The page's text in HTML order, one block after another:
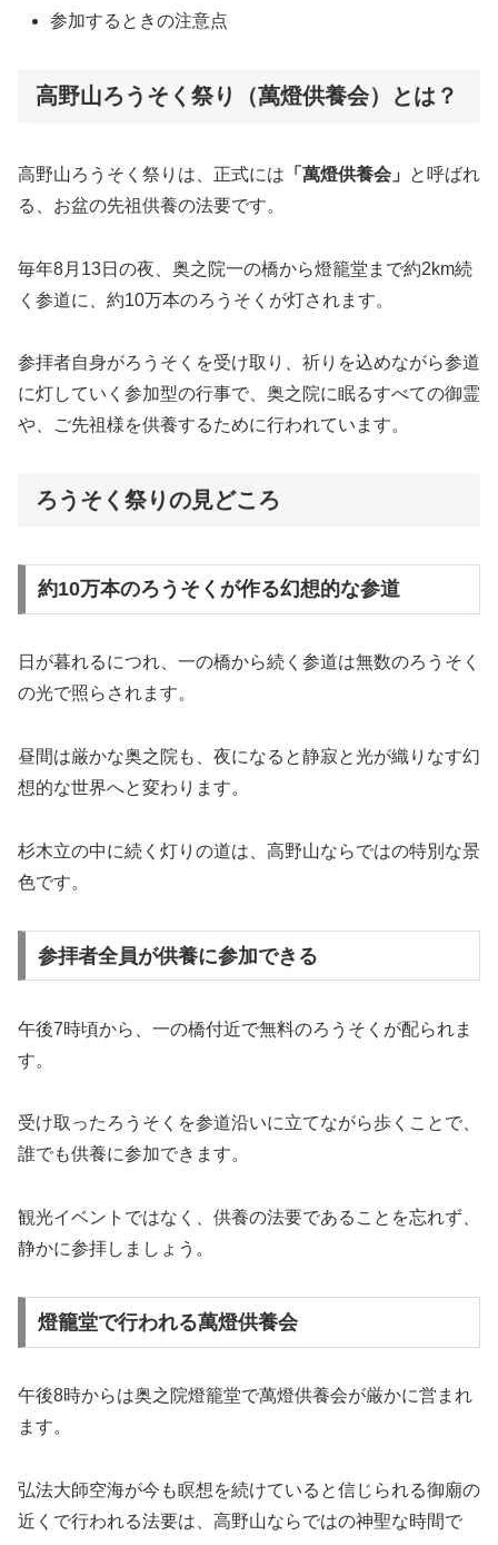
参加するときの注意点
高野山ろうそく祭り（萬燈供養会）とは？
高野山ろうそく祭りは、正式には 「萬燈供養会」
と呼ばれ
る、お盆の先祖供養の法要です。
毎年8月13日の夜、奥之院一の橋から燈籠堂まで約2km続
く参道に、約10万本のろうそくが灯されます。
参拝者自身がろうそくを受け取り、祈りを込めながら参道
に灯していく参加型の行事で、奥之院に眠るすべての御霊
や、ご先祖様を供養するために行われています。
ろうそく祭りの見どころ
約10万本のろうそくが作る幻想的な参道
日が暮れるにつれ、一の橋から続く参道は無数のろうそく
の光で照らされます。
昼間は厳かな奥之院も、夜になると静寂と光が織りなす幻
想的な世界へと変わります。
杉木立の中に続く灯りの道は、高野山ならではの特別な景
色です。
参拝者全員が供養に参加できる
午後7時頃から、一の橋付近で無料のろうそくが配られま
す。
受け取ったろうそくを参道沿いに立てながら歩くことで、
誰でも供養に参加できます。
観光イベントではなく、供養の法要であることを忘れず、
静かに参拝しましょう。
燈籠堂で行われる萬燈供養会
午後8時からは奥之院燈籠堂で萬燈供養会が厳かに営まれ
ます。
弘法大師空海が今も瞑想を続けていると信じられる御廟の
近くで行われる法要は、高野山ならではの神聖な時間で